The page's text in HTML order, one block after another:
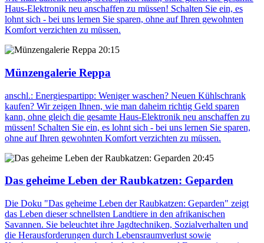
Haus-Elektronik neu anschaffen zu müssen! Schalten Sie ein, es
lohnt sich - bei uns lernen Sie sparen, ohne auf Ihren gewohnten
Komfort verzichten zu müssen.
20:15
Münzengalerie Reppa
anschl.: Energiespartipp: Weniger waschen? Neuen Kühlschrank
kaufen? Wir zeigen Ihnen, wie man daheim richtig Geld sparen
kann, ohne gleich die gesamte Haus-Elektronik neu anschaffen zu
müssen! Schalten Sie ein, es lohnt sich - bei uns lernen Sie sparen,
ohne auf Ihren gewohnten Komfort verzichten zu müssen.
20:45
Das geheime Leben der Raubkatzen: Geparden
Die Doku "Das geheime Leben der Raubkatzen: Geparden" zeigt
das Leben dieser schnellsten Landtiere in den afrikanischen
Savannen. Sie beleuchtet ihre Jagdtechniken, Sozialverhalten und
die Herausforderungen durch Lebensraumverlust sowie